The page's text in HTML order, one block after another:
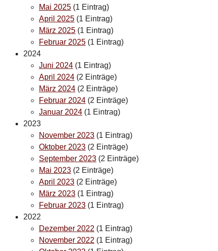
Mai 2025 (1 Eintrag)
April 2025 (1 Eintrag)
März 2025 (1 Eintrag)
Februar 2025 (1 Eintrag)
2024
Juni 2024 (1 Eintrag)
April 2024 (2 Einträge)
März 2024 (2 Einträge)
Februar 2024 (2 Einträge)
Januar 2024 (1 Eintrag)
2023
November 2023 (1 Eintrag)
Oktober 2023 (2 Einträge)
September 2023 (2 Einträge)
Mai 2023 (2 Einträge)
April 2023 (2 Einträge)
März 2023 (1 Eintrag)
Februar 2023 (1 Eintrag)
2022
Dezember 2022 (1 Eintrag)
November 2022 (1 Eintrag)